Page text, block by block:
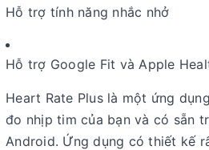
Hỗ trợ tính năng nhắc nhở
Hỗ trợ Google Fit và Apple
Heart Rate Plus là một ứng
đo nhịp tim của bạn và có sẵn
Android. Ứng dụng có thiết kế